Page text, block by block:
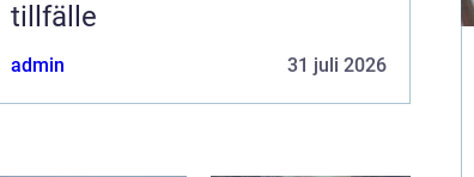
tillfälle
admin 31 juli 2026